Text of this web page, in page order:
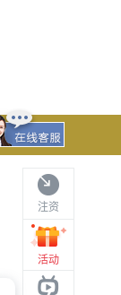
注资
活动